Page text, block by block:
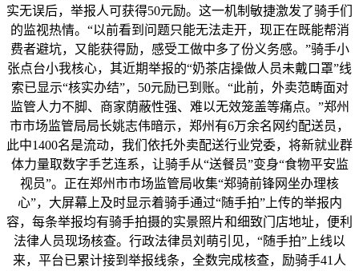
实无误后，举报人可获得50元励。这一机制敏捷激发了骑手们
的监视热情。“以前看到问题只能无法走开，现正在既能帮消
费者避坑，又能获得励，感受工做中多了份义务感。”骑手小
张点台小我核心，其近期举报的“奶茶店操做人员未戴口罩”线
索已显示“核实办结”，50元励已到账。“此前，外卖范畴面对
监管人力不脚、商家荫蔽性强、难以无效笼盖等痛点。”郑州
市市场监管局局长姚志伟暗示，郑州有6万余名网约配送员，
此中1400名是流动，我们依托外卖配送行业党委，将新就业群
体力量取数字手艺连系，让骑手从“送餐员”变身“食物平安监
视员”。正在郑州市市场监管局收集“郑骑前锋网坐办理核
心”，大屏幕上及时显示着骑手通过“随手拍”上传的举报内
容，每条举报均有骑手拍摄的实景照片和细致门店地址，便利
法律人员现场核查。行政法律员刘萌引见，“随手拍”上线以
来，平台已累计接到举报线条，全数完成核查，励骑手41人